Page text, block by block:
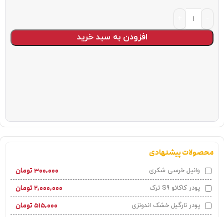
افزودن به سبد خرید
محصولات پیشنهادی
وانیل خرسی شکری ۳۰۰,۰۰۰ تومان
پودر کاکائو S9 ترک ۲,۰۰۰,۰۰۰ تومان
پودر نارگیل خشک اندونزی ۵۱۵,۰۰۰ تومان